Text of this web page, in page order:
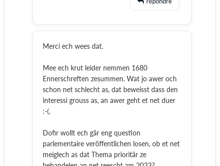
Merci ech wees dat.
Mee ech krut leider nemmen 1680
Ennerschreften zesummen. Wat jo awer och
schon net schlecht as, dat beweisst dass den
interessi grouss as, an awer geht et net duer
:-(.
Dofir wollt ech gär eng question
parlementaire veröffentlichen losen, ob et net
meiglech as dat Thema prioritär ze